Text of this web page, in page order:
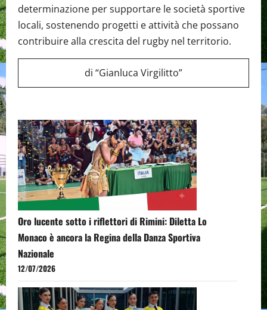
determinazione per supportare le società sportive
locali, sostenendo progetti e attività che possano
contribuire alla crescita del rugby nel territorio.
di “Gianluca Virgilitto”
Oro lucente sotto i riflettori di Rimini: Diletta Lo
Monaco è ancora la Regina della Danza Sportiva
Nazionale
12/07/2026